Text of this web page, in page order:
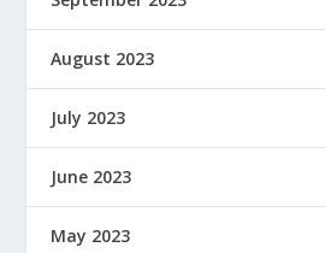
August 2023
July 2023
June 2023
May 2023